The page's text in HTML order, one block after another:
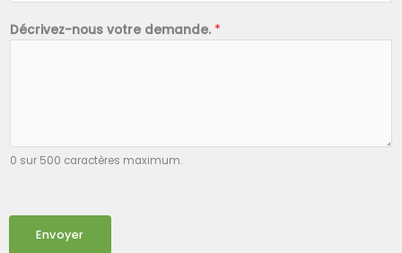
Décrivez-nous votre demande. *
0 sur 500 caractères maximum.
Envoyer